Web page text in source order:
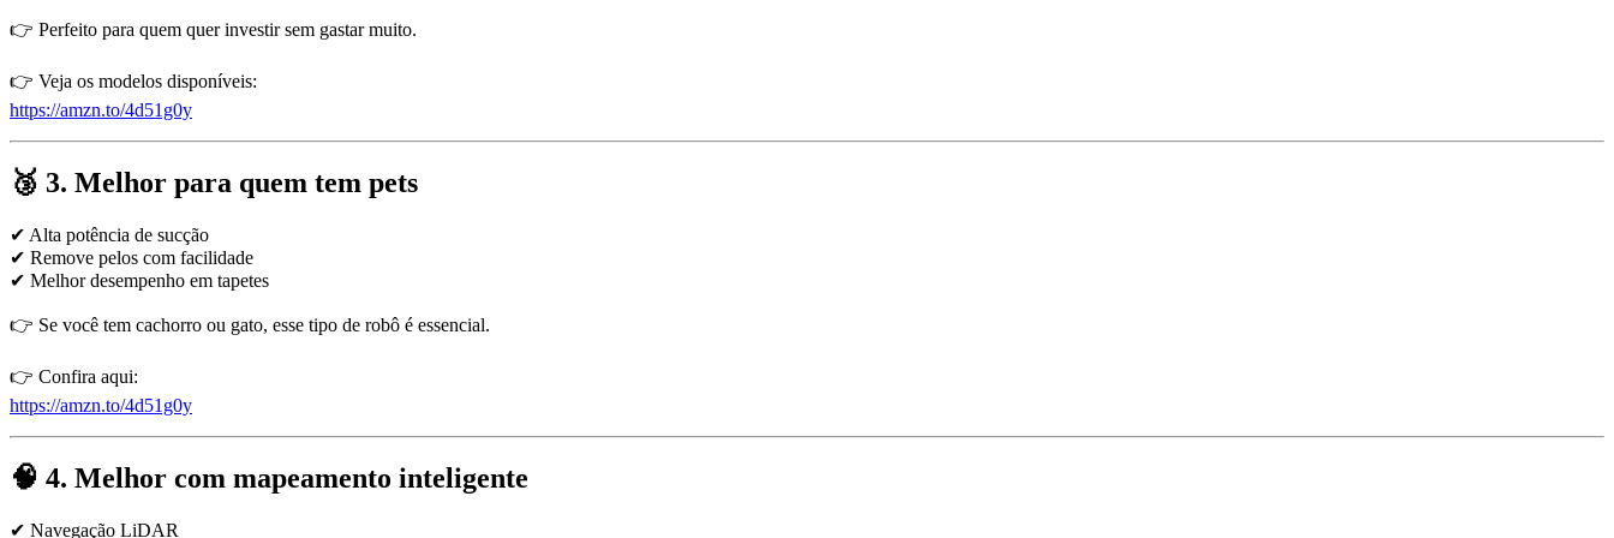
👉 Perfeito para quem quer investir sem gastar muito.
👉 Veja os modelos disponíveis:
https://amzn.to/4d51g0y
🥉 3. Melhor para quem tem pets
✔ Alta potência de sucção
✔ Remove pelos com facilidade
✔ Melhor desempenho em tapetes
👉 Se você tem cachorro ou gato, esse tipo de robô é essencial.
👉 Confira aqui:
https://amzn.to/4d51g0y
🧠 4. Melhor com mapeamento inteligente
✔ Navegação LiDAR